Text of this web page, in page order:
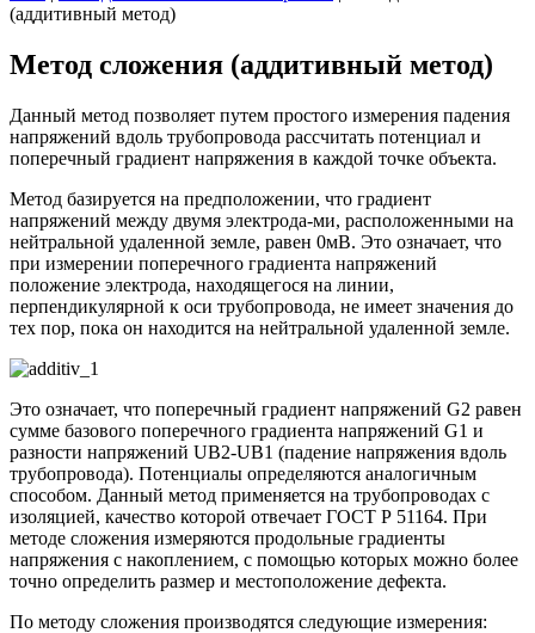
(аддитивный метод)
Метод сложения (аддитивный метод)
Данный метод позволяет путем простого измерения падения
напряжений вдоль трубопровода рассчитать потенциал и
поперечный градиент напряжения в каждой точке объекта.
Метод базируется на предположении, что градиент
напряжений между двумя электрода-ми, расположенными на
нейтральной удаленной земле, равен 0мВ. Это означает, что
при измерении поперечного градиента напряжений
положение электрода, находящегося на линии,
перпендикулярной к оси трубопровода, не имеет значения до
тех пор, пока он находится на нейтральной удаленной земле.
Это означает, что поперечный градиент напряжений G2 равен
сумме базового поперечного градиента напряжений G1 и
разности напряжений UB2-UB1 (падение напряжения вдоль
трубопровода). Потенциалы определяются аналогичным
способом. Данный метод применяется на трубопроводах с
изоляцией, качество которой отвечает ГОСТ Р 51164. При
методе сложения измеряются продольные градиенты
напряжения с накоплением, с помощью которых можно более
точно определить размер и местоположение дефекта.
По методу сложения производятся следующие измерения: